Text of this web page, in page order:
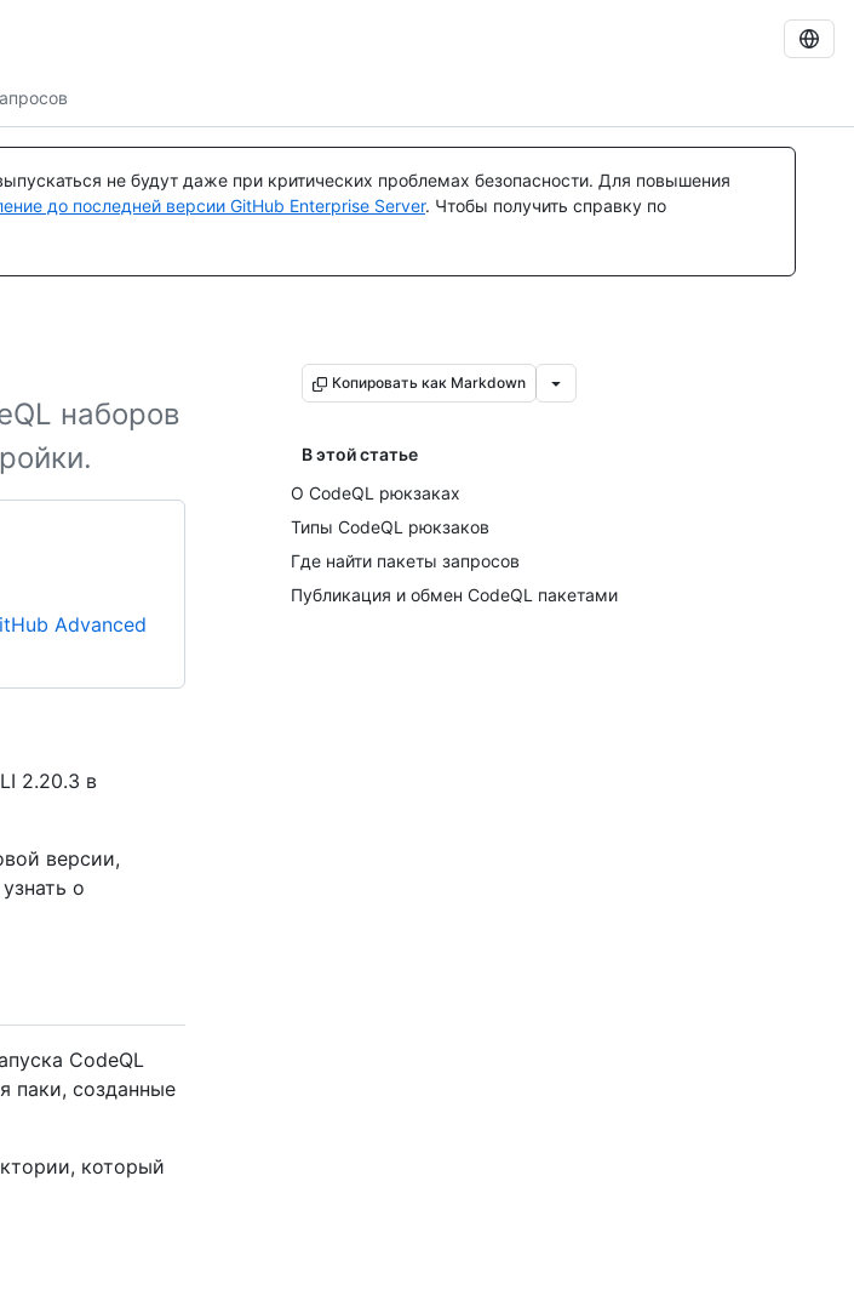
не будут даже при критических проблемах безопасности. Для повышения
до последней версии GitHub Enterprise Server. Чтобы получить справку по
наборов
Advanced
Копировать как Markdown
В этой статье
О CodeQL рюкзаках
Типы CodeQL рюкзаков
Где найти пакеты запросов
Публикация и обмен CodeQL пакетами
2.20.3 в
версии,
о
CodeQL
паки, созданные
который